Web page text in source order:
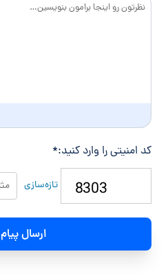
گ
کد امنیتی را وارد کنید:*
تازه‌سازی
ارسال پیام